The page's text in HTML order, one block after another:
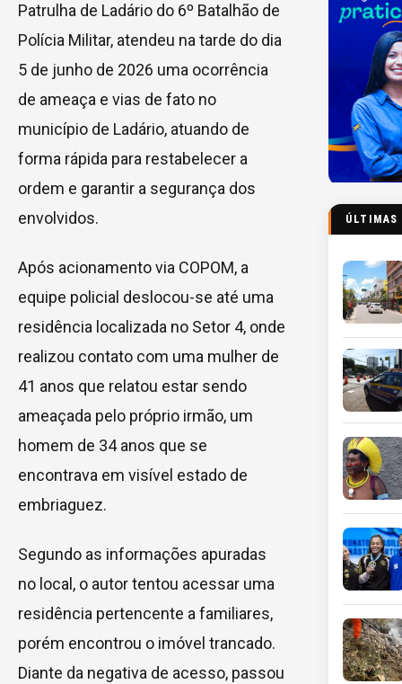
Patrulha de Ladário do 6º Batalhão de
Polícia Militar, atendeu na tarde do dia
5 de junho de 2026 uma ocorrência
de ameaça e vias de fato no
município de Ladário, atuando de
forma rápida para restabelecer a
ordem e garantir a segurança dos
envolvidos.
Após acionamento via COPOM, a
equipe policial deslocou-se até uma
residência localizada no Setor 4, onde
realizou contato com uma mulher de
41 anos que relatou estar sendo
ameaçada pelo próprio irmão, um
homem de 34 anos que se
encontrava em visível estado de
embriaguez.
Segundo as informações apuradas
no local, o autor tentou acessar uma
residência pertencente a familiares,
porém encontrou o imóvel trancado.
Diante da negativa de acesso, passou